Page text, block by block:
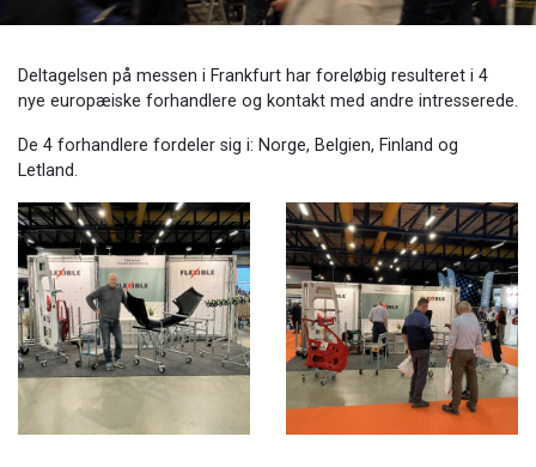
​Deltagelsen på messen i Frankfurt har foreløbig resulteret i 4
nye europæiske forhandlere og kontakt med andre intresserede.
​De 4 forhandlere fordeler sig i: Norge, Belgien, Finland og
Letland.​